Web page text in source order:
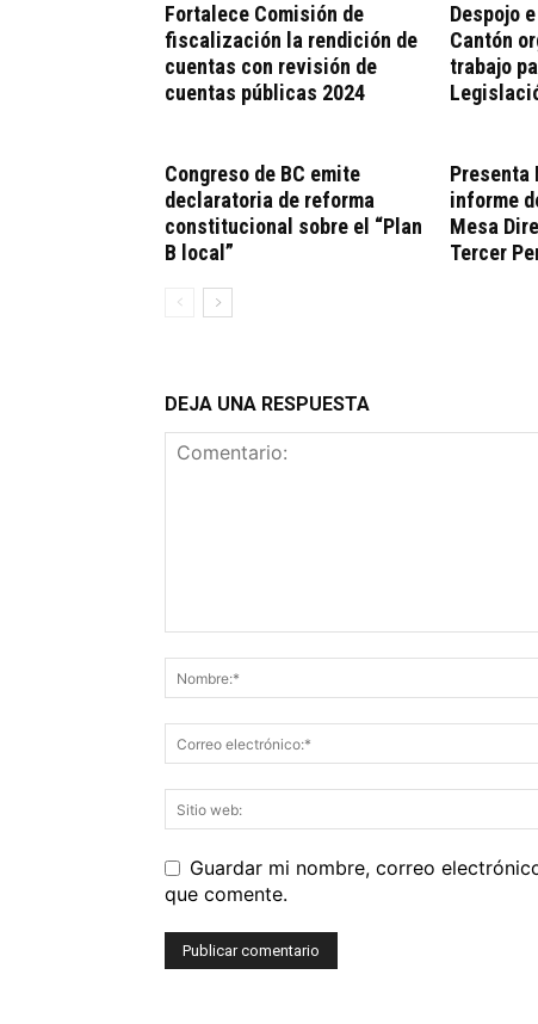
Fortalece Comisión de
fiscalización la rendición de
cuentas con revisión de
cuentas públicas 2024
Despojo
Cantón
trabajo
Congreso de BC emite
declaratoria de reforma
constitucional sobre el “Plan
B local”
Presenta
informe
Mesa
Tercer
DEJA UNA RESPUESTA
Guardar mi nombre, correo
que comente.